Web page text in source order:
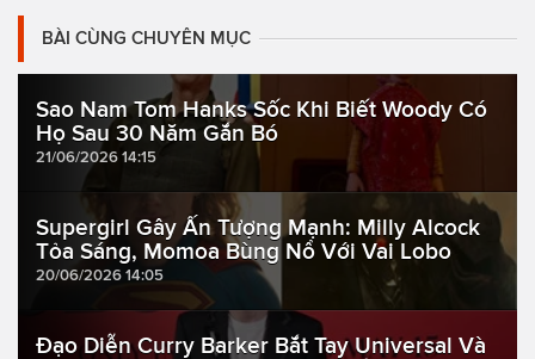
BÀI CÙNG CHUYÊN MỤC
Sao Nam Tom Hanks Sốc Khi Biết Woody Có
Họ Sau 30 Năm Gắn Bó
21/06/2026 14:15
Supergirl Gây Ấn Tượng Mạnh: Milly Alcock
Tỏa Sáng, Momoa Bùng Nổ Với Vai Lobo
20/06/2026 14:05
Đạo Diễn Curry Barker Bắt Tay Universal Và